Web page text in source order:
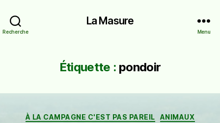
Recherche
La Masure
Menu
Étiquette : pondoir
Catégories
À LA CAMPAGNE C'EST PAS PAREIL ANIMAUX